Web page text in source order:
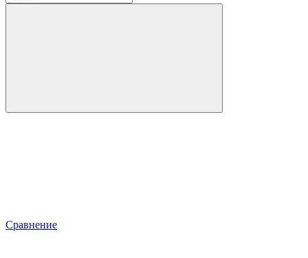
Сравнение